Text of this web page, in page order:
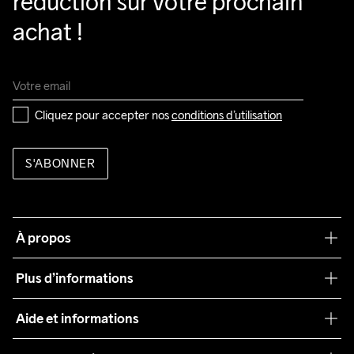
achat !
Cliquez pour accepter nos conditions d’utilisation
S'ABONNER
À propos
Plus d’informations
Teamwear
Aide et informations